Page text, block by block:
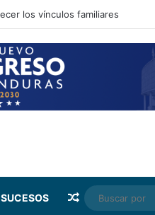
SUCESOS Random Article